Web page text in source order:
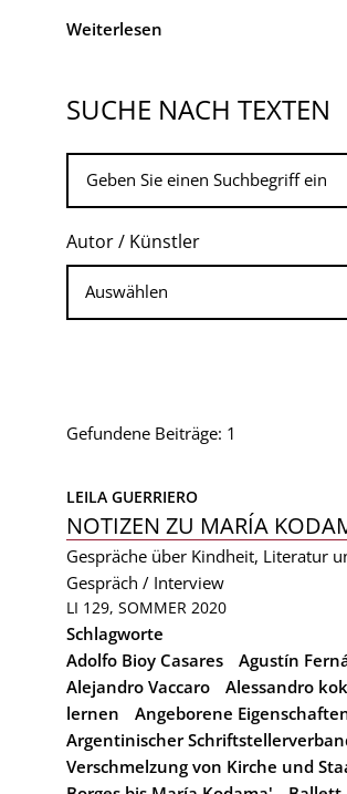
Weiterlesen
SUCHE NACH TEXTEN
Autor / Künstler
Gefundene Beiträge: 1
LEILA GUERRIERO
NOTIZEN ZU MARÍA
Gespräche über Kindheit, Literatur
Gespräch / Interview
LI 129, SOMMER 2020
Schlagworte
Adolfo Bioy Casares
Agustín
Alejandro Vaccaro
Alessandro
lernen
Angeborene
Argentinischer
Verschmelzung von Kirche und